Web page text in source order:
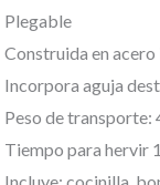
Plegable
Construida en
Incorpora aguja
Peso de transporte:
Tiempo para hervir